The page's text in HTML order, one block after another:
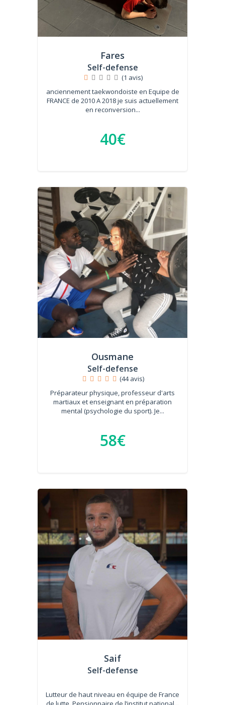
Fares
Self-defense
(1 avis)
anciennement taekwondoiste en Equipe de
FRANCE de 2010 A 2018 je suis actuellement
en reconversion...
40€
Ousmane
Self-defense
(44 avis)
Préparateur physique, professeur d'arts
martiaux et enseignant en préparation
mental (psychologie du sport). Je...
58€
Saif
Self-defense
Lutteur de haut niveau en équipe de France